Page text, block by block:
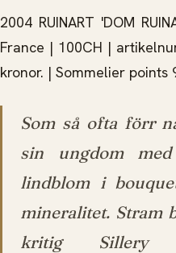
2004 RUINART 'DOM
France | 100CH |
kronor. | Sommelier points
Som så ofta förr
sin ungdom
lindblom i
mineralitet. Stram
kritig